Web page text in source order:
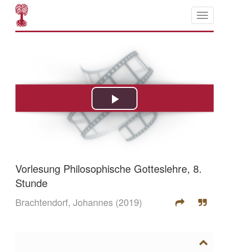
Vorlesung Philosophische Gotteslehre, 8.
Stunde
Brachtendorf, Johannes (2019)